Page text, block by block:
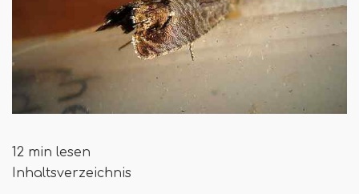
12 min lesen
Inhaltsverzeichnis